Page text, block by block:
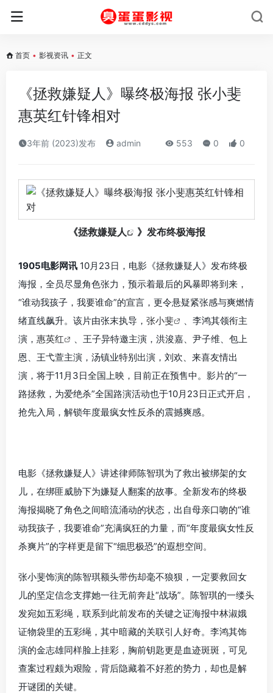
首页 • 影视资讯 • 正文
《拯救嫌疑人》曝终极海报 张小斐
惠英红针锋相对
3年前 (2023)发布 admin 553 0 0
《拯救嫌疑人 》发布终极海报
1905电影网讯 10月23日，电影《拯救嫌疑人》发布终极
海报，全员尽显角色张力，预示着最后的风暴即将到来，
“谁动我孩子，我要谁命”的宣言，更令悬疑紧张感与爽燃情
绪直线飙升。该片由张末执导， 张小斐
、李鸿其领衔主
演， 惠英红
、王子异特邀主演，洪浚嘉、尹子维、包上
恩、王弋萱主演，汤镇业特别出演，刘欢、来喜友情出
演，将于11月3日全国上映，目前正在预售中。影片的“一
路拯救，为爱绝杀”全国路演活动也于10月23日正式开启，
抢先入局，解锁年度最疯女性反杀的震撼爽感。
电影《拯救嫌疑人》讲述律师陈智琪为了救出被绑架的女
儿，在绑匪威胁下为嫌疑人翻案的故事。全新发布的终极
海报揭晓了角色之间暗流涌动的状态，出自母亲口吻的“谁
动我孩子，我要谁命”充满疯狂的力量，而“年度最疯女性反
杀爽片”的字样更是留下“细思极恐”的遐想空间。
张小斐饰演的陈智琪额头带伤却毫不狼狈，一定要救回女
儿的坚定信念支撑她一往无前奔赴“战场”。陈智琪的一缕头
发宛如五彩绳，联系到此前发布的关键之证海报中林淑娥
证物袋里的五彩绳，其中暗藏的关联引人好奇。李鸿其饰
演的金志雄同样脸上挂彩，胸前钥匙更是血迹斑斑，可见
查案过程颇为艰险，背后隐藏着不好惹的势力，却也是解
开谜团的关键。